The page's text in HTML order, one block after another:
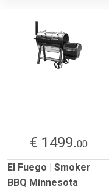
€ 1499.00
El Fuego | Smoker
BBQ Minnesota